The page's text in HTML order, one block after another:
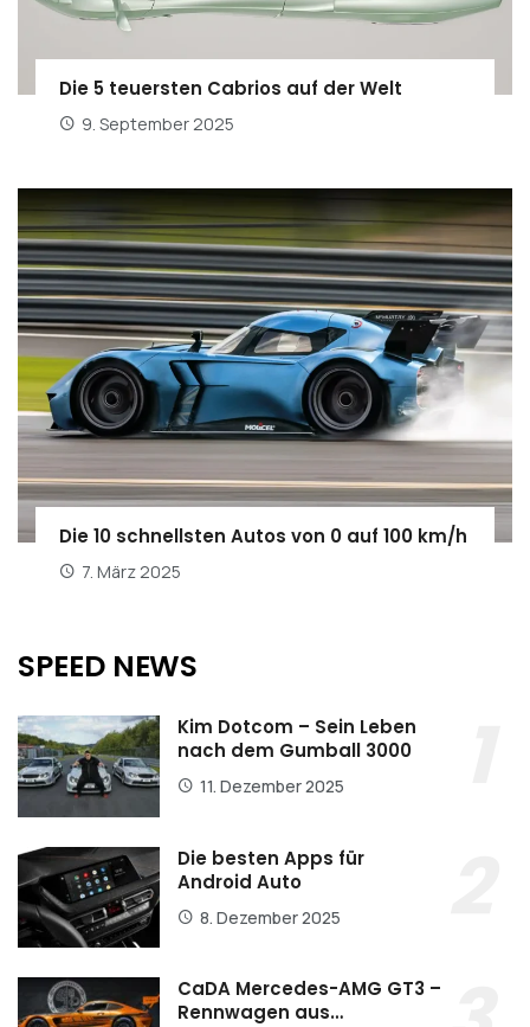
Die 5 teuersten Cabrios auf der Welt
9. September 2025
Die 10 schnellsten Autos von 0 auf 100 km/h
7. März 2025
SPEED NEWS
Kim Dotcom – Sein Leben
nach dem Gumball 3000
11. Dezember 2025
Die besten Apps für
Android Auto
8. Dezember 2025
CaDA Mercedes-AMG GT3 –
Rennwagen aus…